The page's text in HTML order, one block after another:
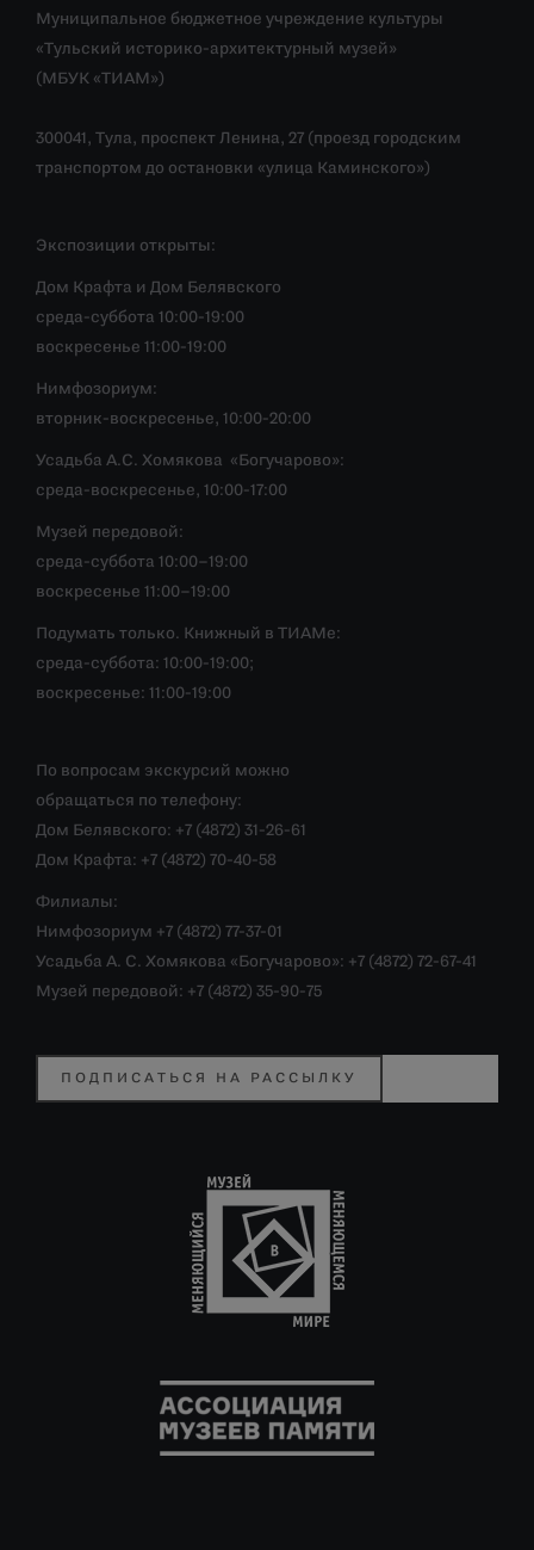
Муниципальное бюджетное учреждение культуры
«Тульский историко-архитектурный музей»
(МБУК «ТИАМ»)
300041, Тула, проспект Ленина, 27 (проезд городским
транспортом до остановки «улица Каминского»)
Экспозиции открыты:
Дом Крафта и Дом Белявского
среда-суббота 10:00-19:00
воскресенье 11:00-19:00
Нимфозориум:
вторник-воскресенье, 10:00-20:00
Усадьба А.С. Хомякова «Богучарово»:
среда-воскресенье, 10:00-17:00
Музей передовой:
среда-суббота 10:00–19:00
воскресенье 11:00–19:00
Подумать только. Книжный в ТИАМе:
среда-суббота: 10:00-19:00;
воскресенье: 11:00-19:00
По вопросам экскурсий можно
обращаться по телефону:
Дом Белявского: +7 (4872) 31-26-61
Дом Крафта: +7 (4872) 70-40-58
Филиалы:
Нимфозориум +7 (4872) 77-37-01
Усадьба А. С. Хомякова «Богучарово»: +7 (4872) 72-67-41
Музей передовой: +7 (4872) 35-90-75
ПОДПИСАТЬСЯ НА РАССЫЛКУ